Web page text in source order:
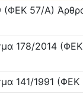
(ΦΕΚ 57/Α)
178/2014
141/1991 (ΦΕΚ